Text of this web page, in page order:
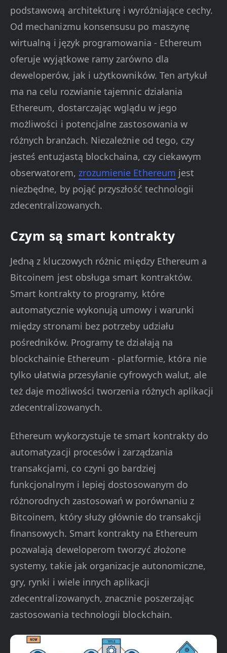
podstawową architekturę i wyróżniające cechy.
Od mechanizmu konsensusu po maszynę
wirtualną i język programowania - Ethereum
oferuje wyjątkowe ramy zarówno dla
deweloperów, jak i użytkowników. Ten artykuł
ma na celu rozwianie tajemnic działania
Ethereum, dostarczając wglądu w jego
możliwości i potencjalne zastosowania w
różnych branżach. Niezależnie od tego, czy
jesteś entuzjastą blockchaina, czy ciekawym
obserwatorem, zrozumienie Ethereum jest
niezbędne, by pojąć przyszłość technologii
zdecentralizowanych.
Czym są smart kontrakty
Jedną z kluczowych różnic między Ethereum a
Bitcoinem jest obsługa smart kontraktów.
Smart kontrakty to programy, które
automatycznie wykonują umowy i warunki
między stronami bez potrzeby udziału
pośredników. Programy te działają na
blockchainie Ethereum - platformie, która nie
tylko ułatwia przesyłanie cyfrowych walut, ale
też daje możliwości tworzenia różnych aplikacji
zdecentralizowanych.
Ethereum wykorzystuje te smart kontrakty do
automatyzacji procesów i zarządzania
transakcjami, co czyni go bardziej
funkcjonalnym i lepiej dostosowanym do
różnorodnych zastosowań w porównaniu z
Bitcoinem, który służy głównie do transakcji
finansowych. Smart kontrakty na Ethereum
pozwalają deweloperom tworzyć złożone
systemy, takie jak organizacje autonomiczne,
gry, rynki i wiele innych aplikacji
zdecentralizowanych, znacznie poszerzając
zastosowania technologii blockchain.